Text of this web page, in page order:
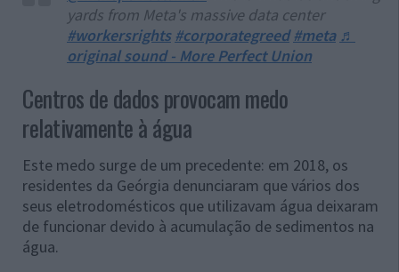
yards from Meta's massive data center
#workersrights #corporategreed #meta ♬
original sound - More Perfect Union
Centros de dados provocam medo
relativamente à água
Este medo surge de um precedente: em 2018, os
residentes da Geórgia denunciaram que vários dos
seus eletrodomésticos que utilizavam água deixaram
de funcionar devido à acumulação de sedimentos na
água.